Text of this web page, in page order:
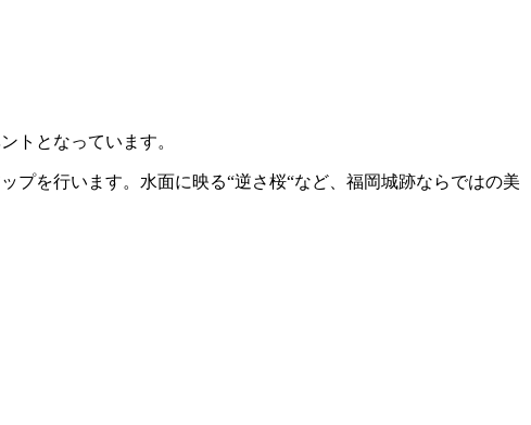
トとなっています。
プを行います。水面に映る“逆さ桜“など、福岡城跡ならではの美